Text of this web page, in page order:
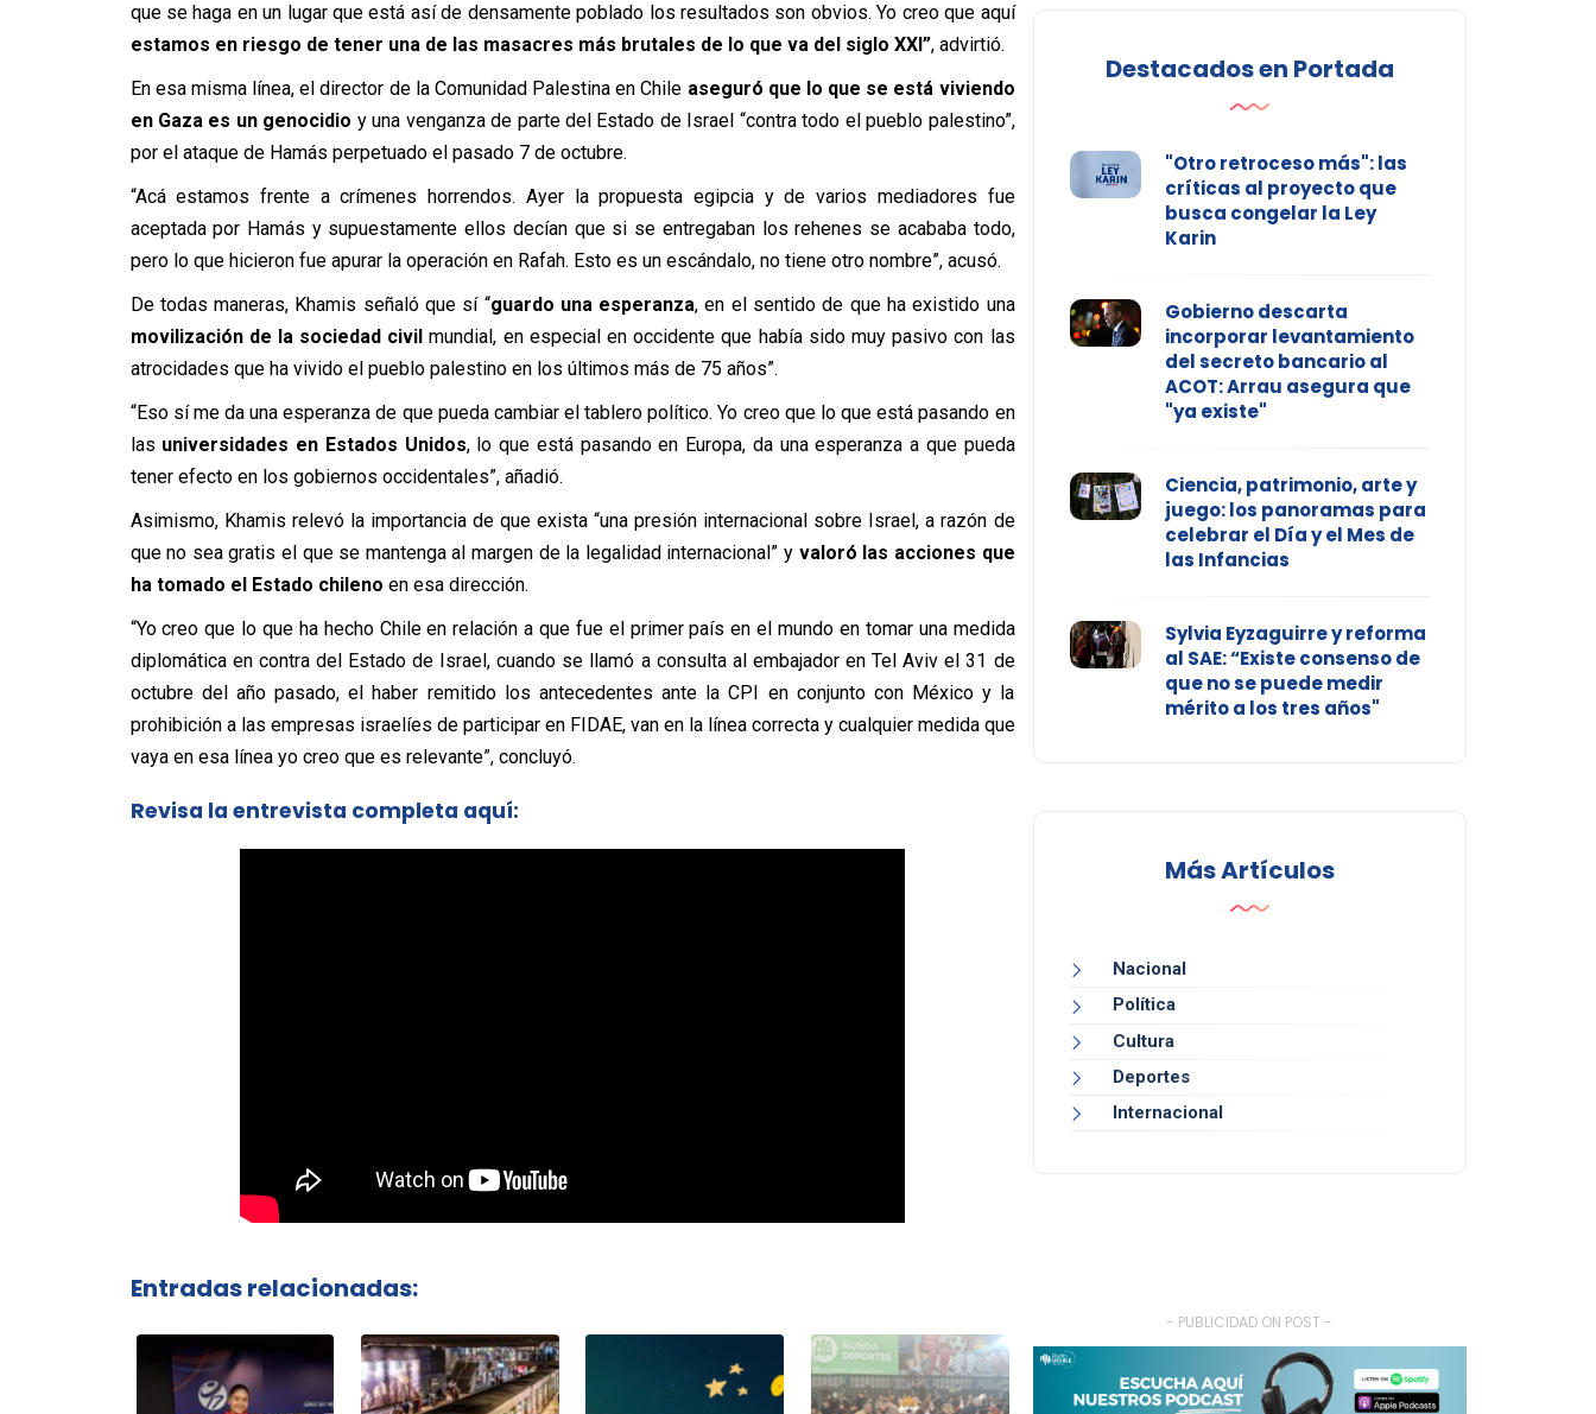
que se haga en un lugar que está así de densamente poblado los resultados son obvios. Yo creo que aquí
estamos en riesgo de tener una de las masacres más brutales de lo que va del siglo XXI”, advirtió.
En esa misma línea, el director de la Comunidad Palestina en Chile aseguró que lo que se está viviendo
en Gaza es un genocidio y una venganza de parte del Estado de Israel “contra todo el pueblo palestino”,
por el ataque de Hamás perpetuado el pasado 7 de octubre.
“Acá estamos frente a crímenes horrendos. Ayer la propuesta egipcia y de varios mediadores fue
aceptada por Hamás y supuestamente ellos decían que si se entregaban los rehenes se acababa todo,
pero lo que hicieron fue apurar la operación en Rafah. Esto es un escándalo, no tiene otro nombre”, acusó.
De todas maneras, Khamis señaló que sí “guardo una esperanza, en el sentido de que ha existido una
movilización de la sociedad civil mundial, en especial en occidente que había sido muy pasivo con las
atrocidades que ha vivido el pueblo palestino en los últimos más de 75 años”.
“Eso sí me da una esperanza de que pueda cambiar el tablero político. Yo creo que lo que está pasando en
las universidades en Estados Unidos, lo que está pasando en Europa, da una esperanza a que pueda
tener efecto en los gobiernos occidentales”, añadió.
Asimismo, Khamis relevó la importancia de que exista “una presión internacional sobre Israel, a razón de
que no sea gratis el que se mantenga al margen de la legalidad internacional” y valoró las acciones que
ha tomado el Estado chileno en esa dirección.
“Yo creo que lo que ha hecho Chile en relación a que fue el primer país en el mundo en tomar una medida
diplomática en contra del Estado de Israel, cuando se llamó a consulta al embajador en Tel Aviv el 31 de
octubre del año pasado, el haber remitido los antecedentes ante la CPI en conjunto con México y la
prohibición a las empresas israelíes de participar en FIDAE, van en la línea correcta y cualquier medida que
vaya en esa línea yo creo que es relevante”, concluyó.
Revisa la entrevista completa aquí:
Entradas relacionadas:
Destacados en Portada
"Otro retroceso más": las
críticas al proyecto que
busca congelar la Ley
Karin
Gobierno descarta
incorporar levantamiento
del secreto bancario al
ACOT: Arrau asegura que
"ya existe"
Ciencia, patrimonio, arte y
juego: los panoramas para
celebrar el Día y el Mes de
las Infancias
Sylvia Eyzaguirre y reforma
al SAE: “Existe consenso de
que no se puede medir
mérito a los tres años"
Más Artículos
Nacional
Política
Cultura
Deportes
Internacional
- PUBLICIDAD ON POST -